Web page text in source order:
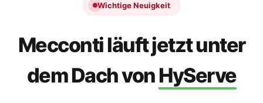
Wichtige Neuigkeit
Mecconti läuft jetzt unter
dem Dach vonHyServe